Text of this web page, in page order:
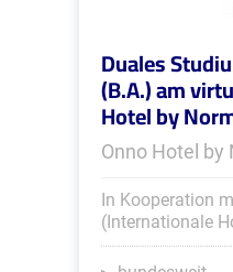
Duales
(B.A.) am
Hotel by
Onno Hotel by
In Kooperation
(Internationale